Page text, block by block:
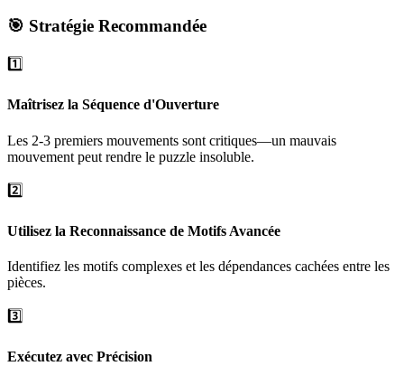
🎯 Stratégie Recommandée
1️⃣
Maîtrisez la Séquence d'Ouverture
Les 2-3 premiers mouvements sont critiques—un mauvais
mouvement peut rendre le puzzle insoluble.
2️⃣
Utilisez la Reconnaissance de Motifs Avancée
Identifiez les motifs complexes et les dépendances cachées entre les
pièces.
3️⃣
Exécutez avec Précision